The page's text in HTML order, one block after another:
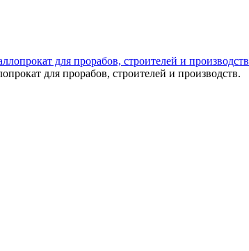
для прорабов, строителей и производств.